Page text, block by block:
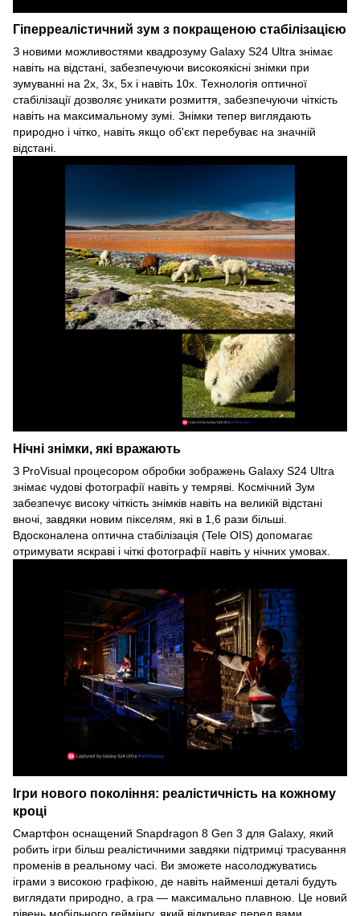
Гіперреалістичний зум з покращеною стабілізацією
З новими можливостями квадрозуму Galaxy S24 Ultra знімає
навіть на відстані, забезпечуючи високоякісні знімки при
зумуванні на 2x, 3x, 5x і навіть 10x. Технологія оптичної
стабілізації дозволяє уникати розмиття, забезпечуючи чіткість
навіть на максимальному зумі. Знімки тепер виглядають
природно і чітко, навіть якщо об'єкт перебуває на значній
відстані.
Нічні знімки, які вражають
З ProVisual процесором обробки зображень Galaxy S24 Ultra
знімає чудові фотографії навіть у темряві. Космічний Зум
забезпечує високу чіткість знімків навіть на великій відстані
вночі, завдяки новим пікселям, які в 1,6 рази більші.
Вдосконалена оптична стабілізація (Tele OIS) допомагає
отримувати яскраві і чіткі фотографії навіть у нічних умовах.
Ігри нового покоління: реалістичність на кожному
кроці
Смартфон оснащений Snapdragon 8 Gen 3 для Galaxy, який
робить ігри більш реалістичними завдяки підтримці трасування
променів в реальному часі. Ви зможете насолоджуватись
іграми з високою графікою, де навіть найменші деталі будуть
виглядати природно, а гра — максимально плавною. Це новий